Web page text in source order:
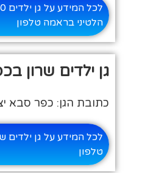
הלטיני בראמה טלפון
גן ילדים שרון
כתובת הגן: כפר סבא
לכל המידע על גן ילדים
טלפון